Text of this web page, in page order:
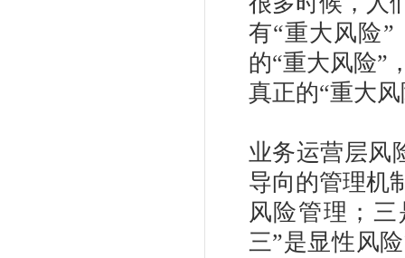
有“重大风险
的“重大风险”
真正的“重大
业务运营层风
导向的管理机
风险管理；
三”是显性风